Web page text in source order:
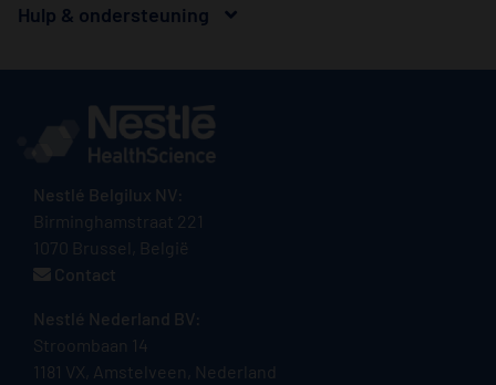
Hulp & ondersteuning
Nestlé Belgilux NV:
Birminghamstraat 221
1070 Brussel, België
Contact
Nestlé Nederland BV:
Stroombaan 14
1181 VX, Amstelveen, Nederland